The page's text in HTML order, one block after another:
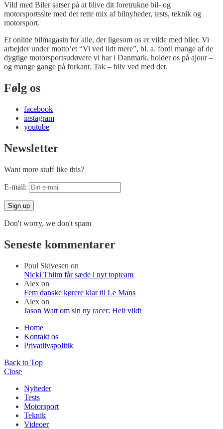
Vild med Biler satser på at blive dit foretrukne bil- og
motorsportssite med det rette mix af bilnyheder, tests, teknik og
motorsport.
Et online bilmagasin for alle, der ligesom os er vilde med biler. Vi
arbejder under motto’et “Vi ved lidt mere”, bl. a. fordi mange af de
dygtige motorsportsudøvere vi har i Danmark, holder os på ajour –
og mange gange på forkant. Tak – bliv ved med det.
Følg os
facebook
instagram
youtube
Newsletter
Want more stuff like this?
E-mail:
Don't worry, we don't spam
Seneste kommentarer
Poul Skivesen on
Nicki Thiim får sæde i nyt topteam
Alex on
Fem danske kørere klar til Le Mans
Alex on
Jason Watt om sin ny racer: Helt vildt
Home
Kontakt os
Privatlivspolitik
Back to Top
Close
Nyheder
Tests
Motorsport
Teknik
Videoer